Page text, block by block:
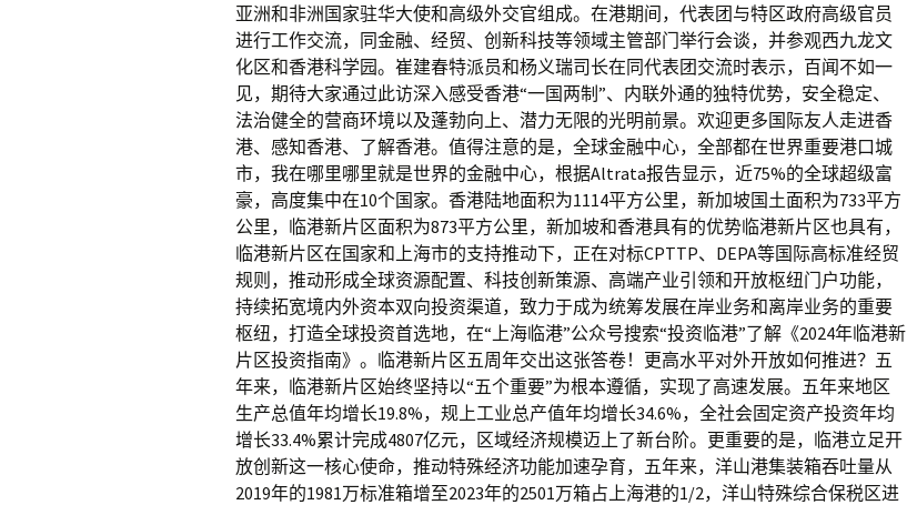
亚洲和非洲国家驻华大使和高级外交官组成。在港期间，代表团与特区政府高级官员
进行工作交流，同金融、经贸、创新科技等领域主管部门举行会谈，并参观西九龙文
化区和香港科学园。崔建春特派员和杨义瑞司长在同代表团交流时表示，百闻不如一
见，期待大家通过此访深入感受香港“一国两制”、内联外通的独特优势，安全稳定、
法治健全的营商环境以及蓬勃向上、潜力无限的光明前景。欢迎更多国际友人走进香
港、感知香港、了解香港。值得注意的是，全球金融中心，全部都在世界重要港口城
市，我在哪里哪里就是世界的金融中心，根据Altrata报告显示，近75%的全球超级富
豪，高度集中在10个国家。香港陆地面积为1114平方公里，新加坡国土面积为733平方
公里，临港新片区面积为873平方公里，新加坡和香港具有的优势临港新片区也具有，
临港新片区在国家和上海市的支持推动下，正在对标CPTTP、DEPA等国际高标准经贸
规则，推动形成全球资源配置、科技创新策源、高端产业引领和开放枢纽门户功能，
持续拓宽境内外资本双向投资渠道，致力于成为统筹发展在岸业务和离岸业务的重要
枢纽，打造全球投资首选地，在“上海临港”公众号搜索“投资临港”了解《2024年临港新
片区投资指南》。临港新片区五周年交出这张答卷！更高水平对外开放如何推进？五
年来，临港新片区始终坚持以“五个重要”为根本遵循，实现了高速发展。五年来地区
生产总值年均增长19.8%，规上工业总产值年均增长34.6%，全社会固定资产投资年均
增长33.4%累计完成4807亿元，区域经济规模迈上了新台阶。更重要的是，临港立足开
放创新这一核心使命，推动特殊经济功能加速孕育，五年来，洋山港集装箱吞吐量从
2019年的1981万标准箱增至2023年的2501万箱占上海港的1/2，洋山特殊综合保税区进